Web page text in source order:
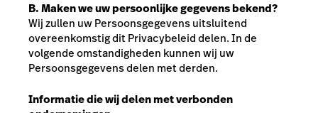
B. Maken we uw persoonlijke gegevens bekend?
Wij zullen uw Persoonsgegevens uitsluitend
overeenkomstig dit Privacybeleid delen. In de
volgende omstandigheden kunnen wij uw
Persoonsgegevens delen met derden.
Informatie die wij delen met verbonden